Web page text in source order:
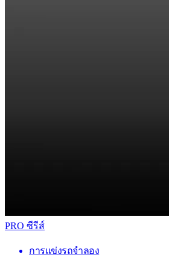
PRO ซีรีส์
การแข่งรถจำลอง